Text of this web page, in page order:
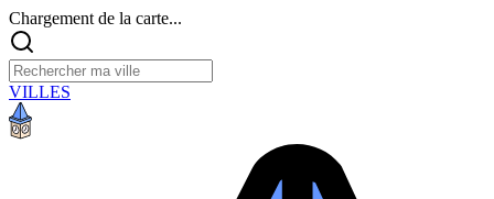
Chargement de la carte...
VILLES